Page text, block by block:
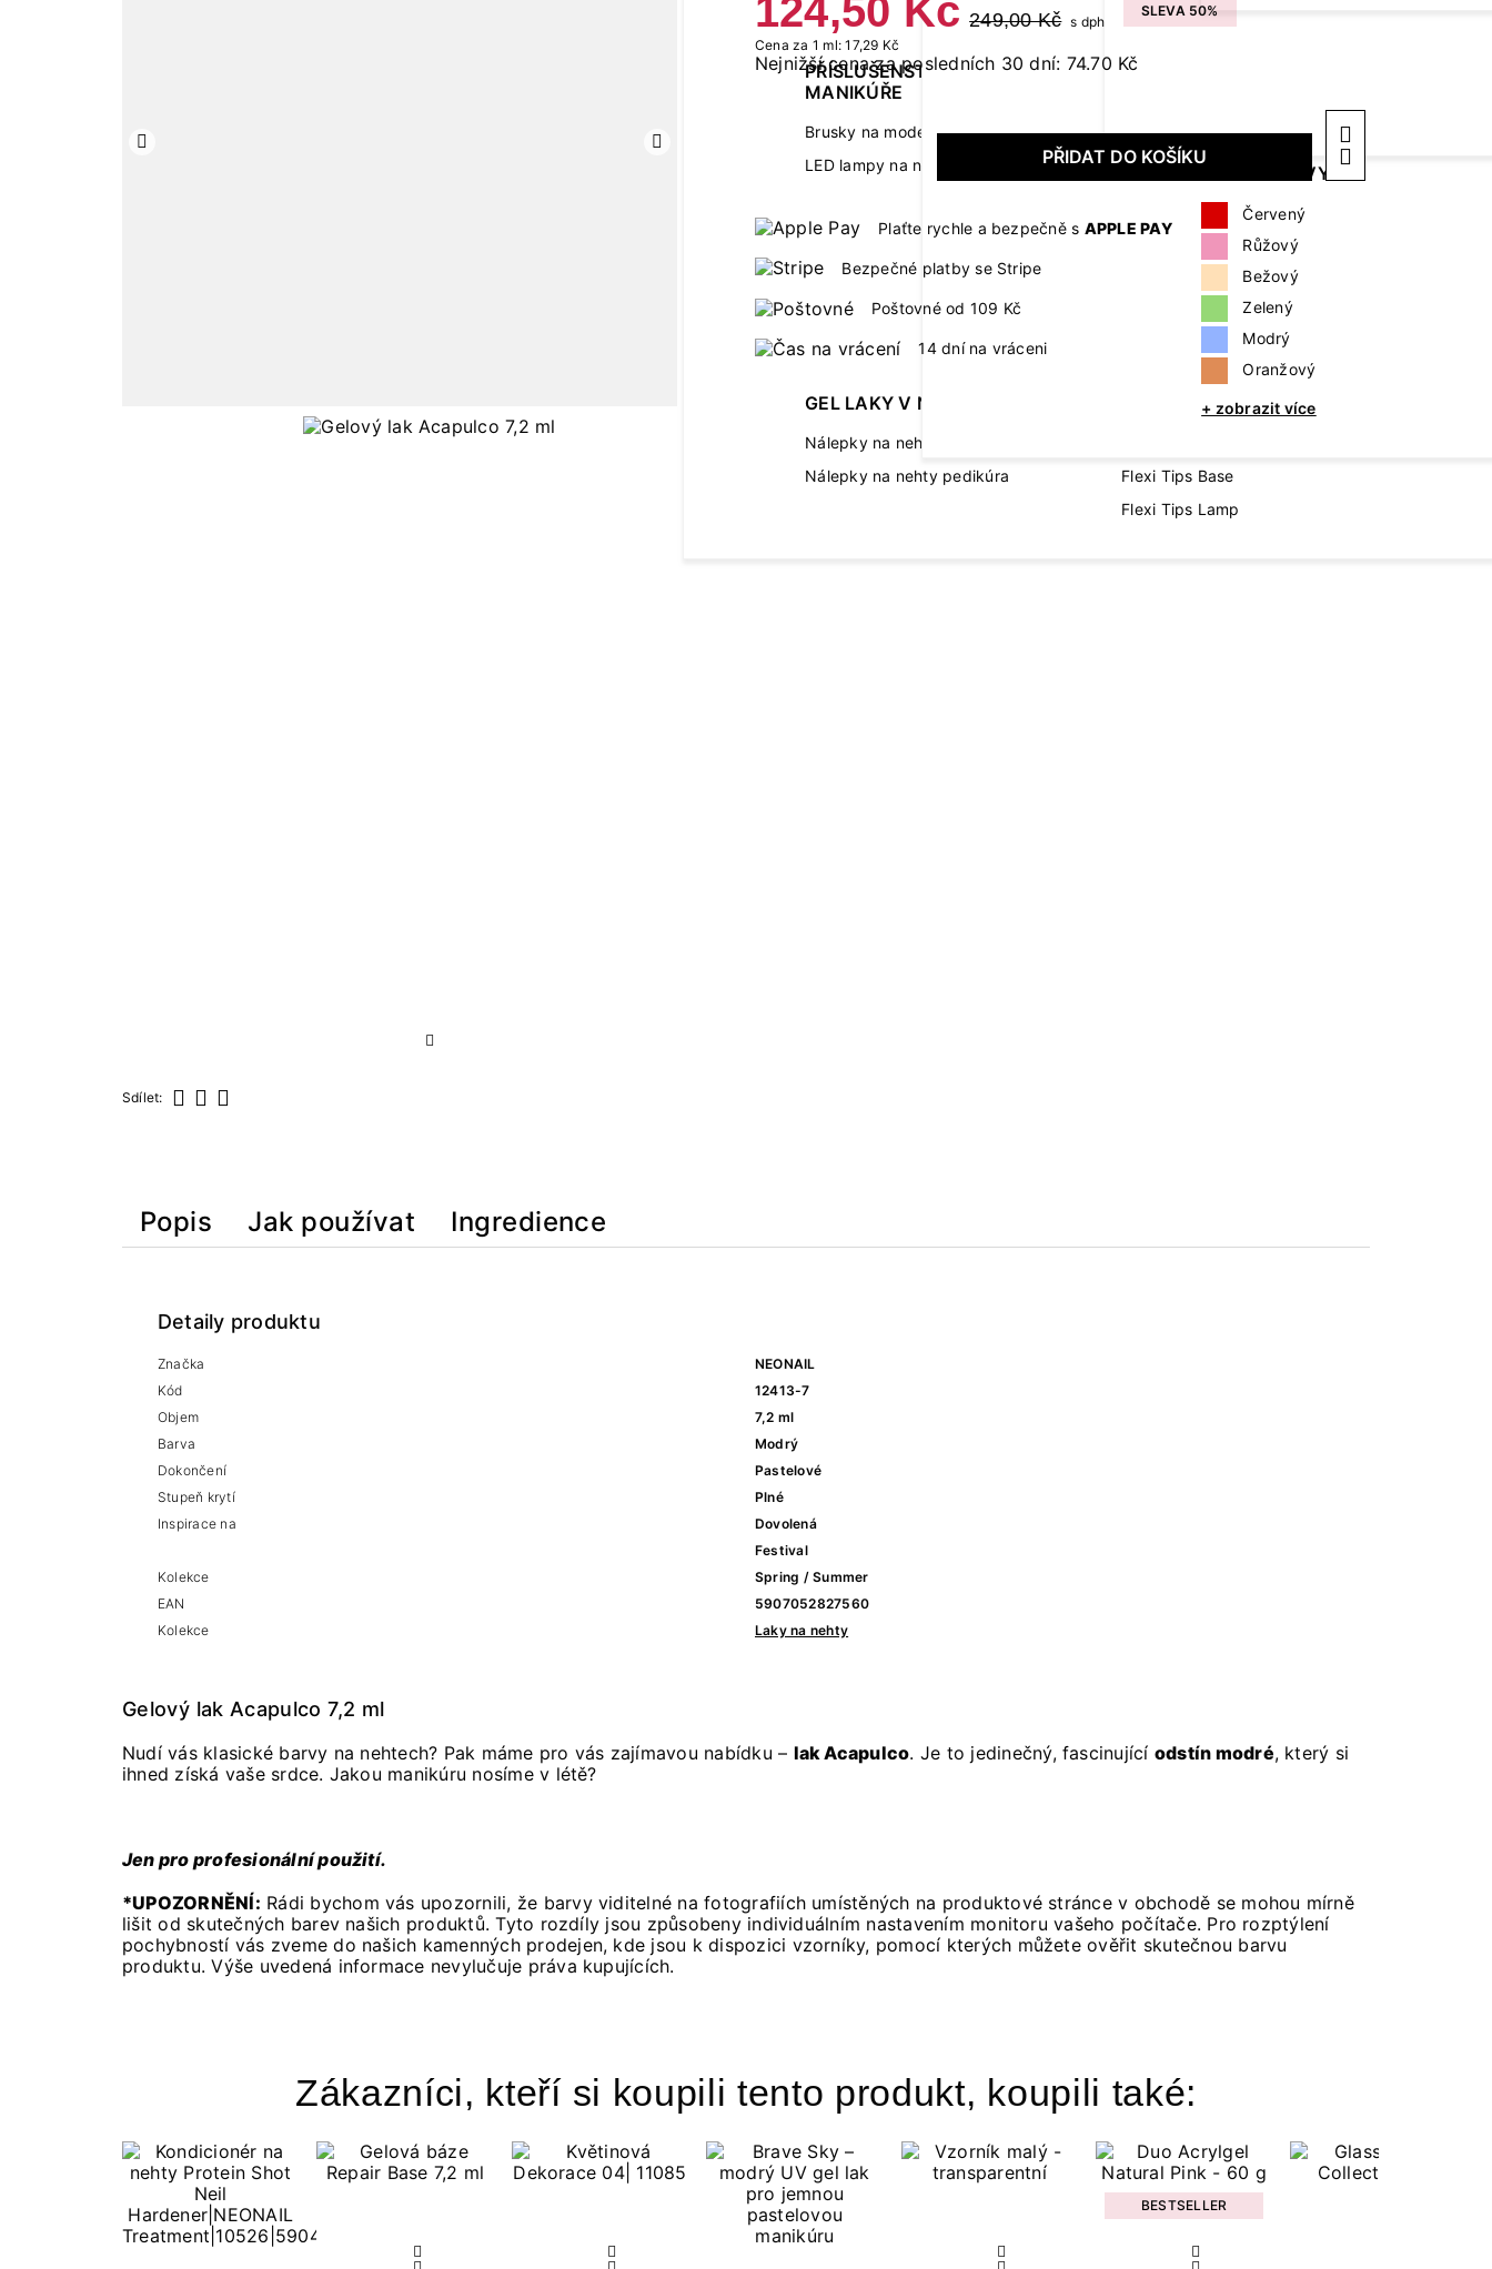
PŘÍSLUŠENSTVÍ K
MANIKÚŘE
Brusky na modeláž nehtů
LED lampy na nehty
DOPLŇKY A POTŘEBY
Kleštičky a nůžky
Štětečky
Příslušenství pro prodloužení
nehtů
Příslušenství pro zdobení nehtů
Doplňky k přístrojům
+ zobrazit více
GEL LAKY V NÁLEPCE
Nálepky na nehty manikúra
Nálepky na nehty pedikúra
FLEXI TIPS SYSTEM
Flexi Tips Base
Flexi Tips Lamp
KLASICKÉ
ZOBRAZIT
PODLE BARVY
Červený
Růžový
Bežový
Zelený
Modrý
Oranžový
+ zobrazit více
Předchozí Další
Sdílet:
124,50 Kč 249,00 Kč s dph
SLEVA 50%
Cena za 1 ml: 17,29 Kč
Nejnižší cena za posledních 30 dní: 74.70 Kč
PŘIDAT DO KOŠÍKU
Plaťte rychle a bezpečně s APPLE PAY
Bezpečné platby se Stripe
Poštovné od 109 Kč
14 dní na vráceni
Popis Jak používat Ingredience
Detaily produktu
Značka
NEONAIL
Kód
12413-7
Objem
7,2 ml
Barva
Modrý
Dokončení
Pastelové
Stupeň krytí
Plné
Inspirace na
Dovolená
Festival
Kolekce
Spring / Summer
EAN
5907052827560
Kolekce
Laky na nehty
Gelový lak Acapulco 7,2 ml
Nudí vás klasické barvy na nehtech? Pak máme pro vás zajímavou nabídku – lak Acapulco. Je to jedinečný, fascinující odstín modré, který si
ihned získá vaše srdce. Jakou manikúru nosíme v létě?
Jen pro profesionální použití.
*UPOZORNĚNÍ: Rádi bychom vás upozornili, že barvy viditelné na fotografiích umístěných na produktové stránce v obchodě se mohou mírně
lišit od skutečných barev našich produktů. Tyto rozdíly jsou způsobeny individuálním nastavením monitoru vašeho počítače. Pro rozptýlení
pochybností vás zveme do našich kamenných prodejen, kde jsou k dispozici vzorníky, pomocí kterých můžete ověřit skutečnou barvu
produktu. Výše uvedená informace nevylučuje práva kupujících.
Zákazníci, kteří si koupili tento produkt, koupili také:
BESTSELLER